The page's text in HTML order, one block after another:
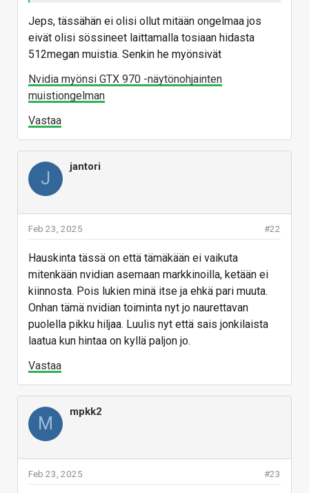
Jeps, tässähän ei olisi ollut mitään ongelmaa jos
eivät olisi sössineet laittamalla tosiaan hidasta
512megan muistia. Senkin he myönsivät
Nvidia myönsi GTX 970 -näytönohjainten
muistiongelman
Vastaa
J
jantori
#22
Feb 23, 2025
Hauskinta tässä on että tämäkään ei vaikuta
mitenkään nvidian asemaan markkinoilla, ketään ei
kiinnosta. Pois lukien minä itse ja ehkä pari muuta.
Onhan tämä nvidian toiminta nyt jo naurettavan
puolella pikku hiljaa. Luulis nyt että sais jonkilaista
laatua kun hintaa on kyllä paljon jo.
Vastaa
M
mpkk2
#23
Feb 23, 2025